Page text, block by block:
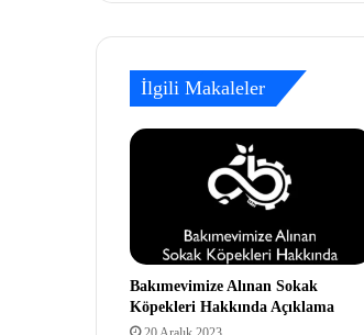
İlgili Makaleler
Bakımevimize Alınan Sokak
Köpekleri Hakkında Açıklama